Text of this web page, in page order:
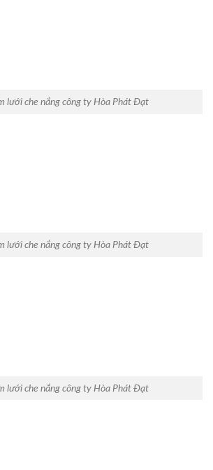
lưới che nắng công ty Hòa Phát Đạt
lưới che nắng công ty Hòa Phát Đạt
lưới che nắng công ty Hòa Phát Đạt